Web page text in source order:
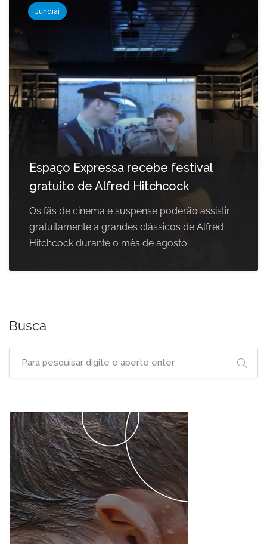
Jundiaí
Espaço Expressa recebe festival
gratuito de Alfred Hitchcock
Os fãs de cinema e suspense poderão assistir
gratuitamente a grandes clássicos de Alfred
Hitchcock durante o mês de agosto
Busca